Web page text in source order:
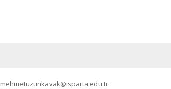
mehmetuzunkavak@isparta.edu.tr